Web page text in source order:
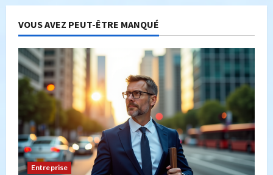
VOUS AVEZ PEUT-ÊTRE MANQUÉ
Entreprise